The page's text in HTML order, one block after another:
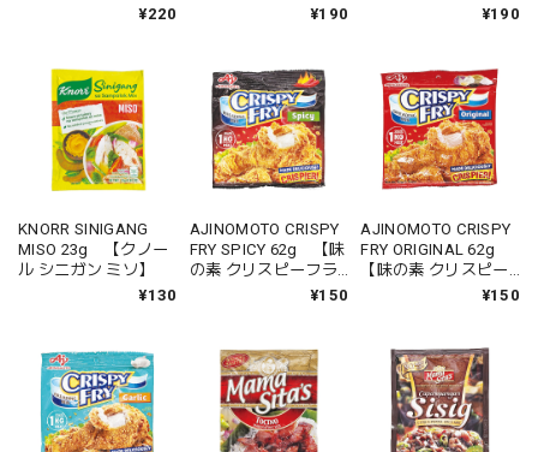
¥220 ¥190
¥190
KNORR SINIGANG
MISO 23g 【クノー
ル シニガン ミソ】
¥130
AJINOMOTO CRISPY
FRY SPICY 62g 【味
の素 クリスピーフラ
¥150
AJINOMOTO CRISPY
FRY ORIGINAL 62g
【味の素 クリスピー
フライ オリジナル】
¥150